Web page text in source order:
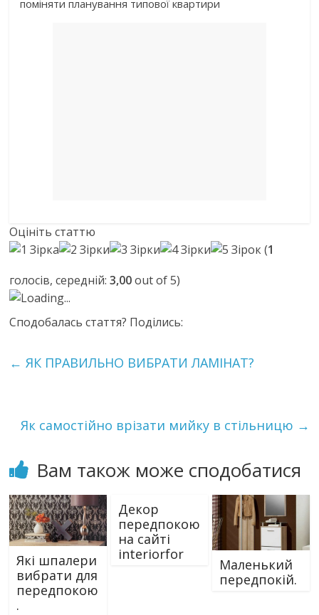
поміняти планування типової квартири
Оцініть статтю
(1
голосів, середній:3,00out of 5)
Loading...
Сподобалась стаття? Поділись:
← ЯК ПРАВИЛЬНО ВИБРАТИ ЛАМІНАТ?
Як самостійно врізати мийку в стільницю →
Вам також може сподобатися
Які шпалери
вибрати для
передпокою
.
Декор
передпокою
на сайті
interiorfor
Маленький
передпокій.